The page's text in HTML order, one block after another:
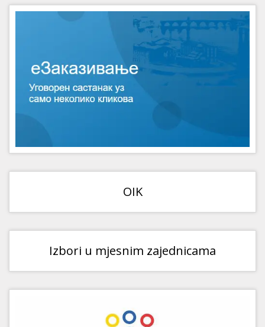
OIK
Izbori u mjesnim zajednicama